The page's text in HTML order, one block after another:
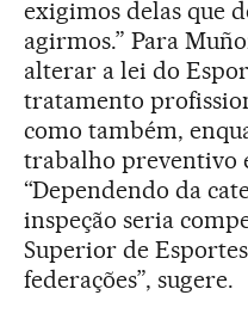
exigimos delas que
agirmos.” Para
alterar a lei do
tratamento
como também,
trabalho preventivo
“Dependendo da
inspeção seria
Superior de
federações”, sugere.